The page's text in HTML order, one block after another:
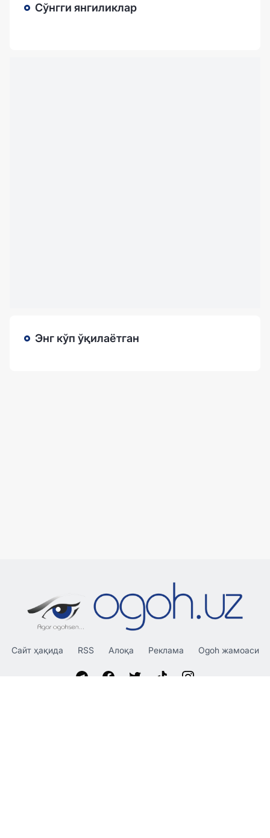
Сўнгги янгиликлар
Энг кўп ўқилаётган
Сайт ҳақида RSS Алоқа Реклама Ogoh жамоаси